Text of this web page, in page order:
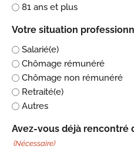
81 ans et plus
Votre situation
Salarié(e)
Chômage rémunéré
Chômage non rémunéré
Retraité(e)
Autres
Avez-vous déjà rencontré
(Nécessaire)